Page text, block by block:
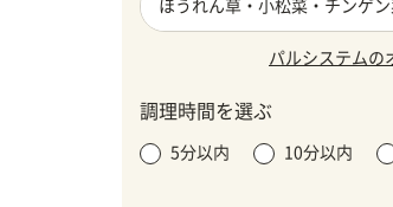
パルシステムの
調理時間を選ぶ
5分以内 10分以内